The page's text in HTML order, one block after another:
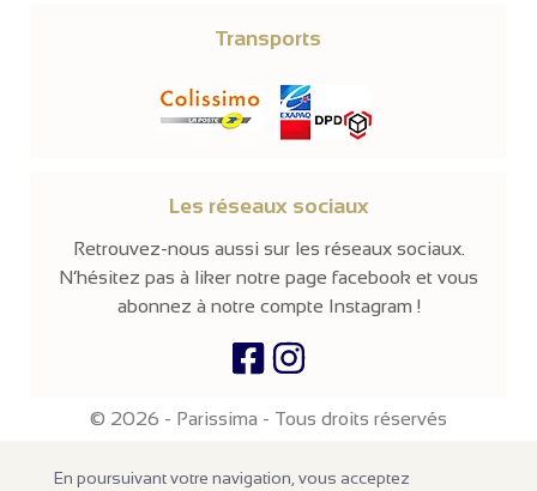
Transports
Les réseaux sociaux
Retrouvez-nous aussi sur les réseaux sociaux.
N’hésitez pas à liker notre page facebook et vous
abonnez à notre compte Instagram !
© 2026 - Parissima - Tous droits réservés
En poursuivant votre navigation, vous acceptez
la beauté. Les prix sont affichés hors taxes. Nos produits sont